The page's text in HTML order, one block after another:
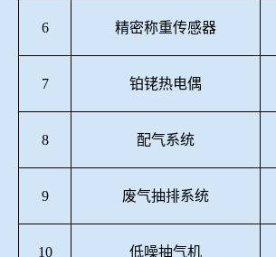
6 精密称重传感器
7 铂铑热电偶
8 配气系统
9 废气抽排系统
10 低噪抽气机